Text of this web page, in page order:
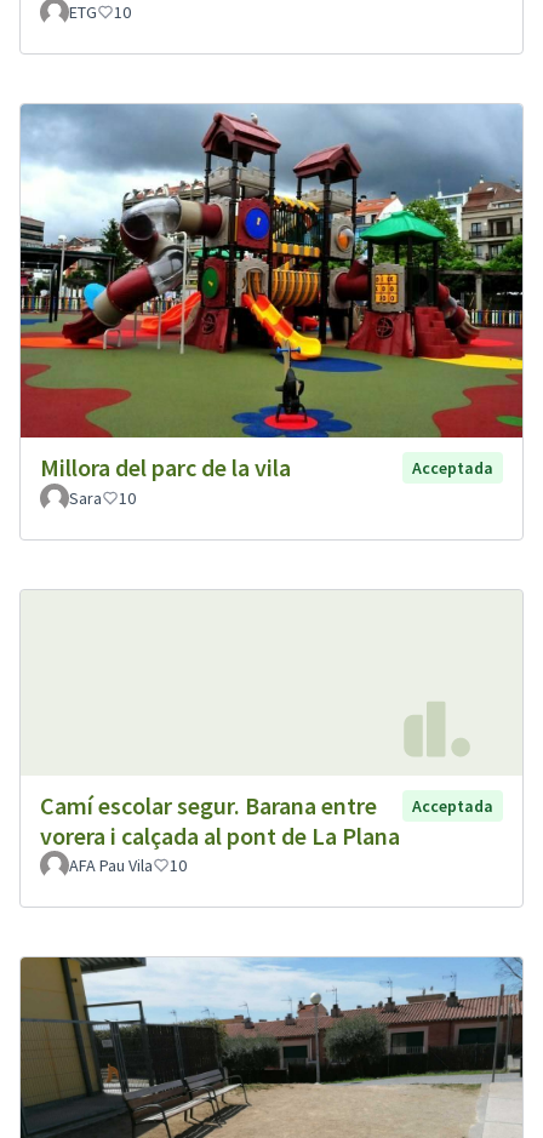
ETG 10
Millora del parc de la vila
Acceptada
Sara
10
Camí escolar segur. Barana entre
vorera i calçada al pont de La Plana
Acceptada
AFA Pau Vila 10